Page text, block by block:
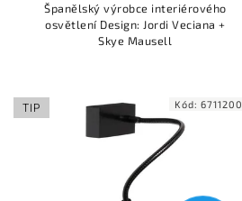
Španělský výrobce interiérového
osvětlení Design: Jordi Veciana +
Skye Mausell
TIP Kód:6711200